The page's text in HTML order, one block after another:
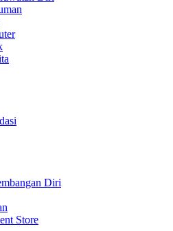
Diri
Store